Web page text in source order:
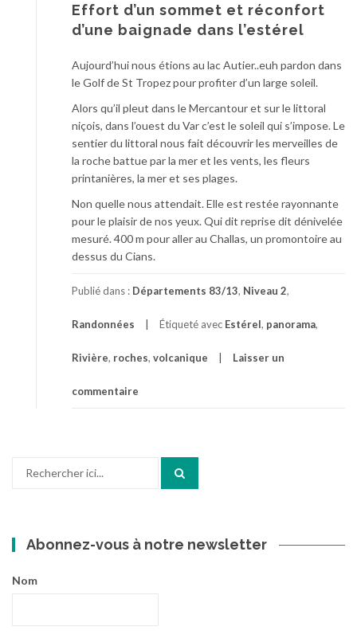
Effort d’un sommet et réconfort
d’une baignade dans l’estérel
Aujourd’hui nous étions au lac Autier..euh pardon dans
le Golf de St Tropez pour profiter d’un large soleil.
Alors qu’il pleut dans le Mercantour et sur le littoral
niçois, dans l’ouest du Var c’est le soleil qui s’impose. Le
sentier du littoral nous fait découvrir les merveilles de
la roche battue par la mer et les vents, les fleurs
printanières, la mer et ses plages.
Non quelle nous attendait. Elle est restée rayonnante
pour le plaisir de nos yeux. Qui dit reprise dit dénivelée
mesuré. 400 m pour aller au Challas, un promontoire au
dessus du Cians.
Publié dans : Départements 83/13, Niveau 2,
Randonnées Étiqueté avec Estérel, panorama,
Rivière, roches, volcanique Laisser un
commentaire
Abonnez-vous à notre newsletter
Nom